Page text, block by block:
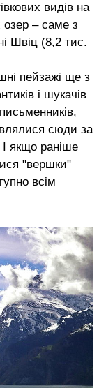
видів на
озер – саме з
Швіц (8,2 тис.
пейзажі ще з
і шукачів
сюди за
якщо раніше
"вершки"
всім